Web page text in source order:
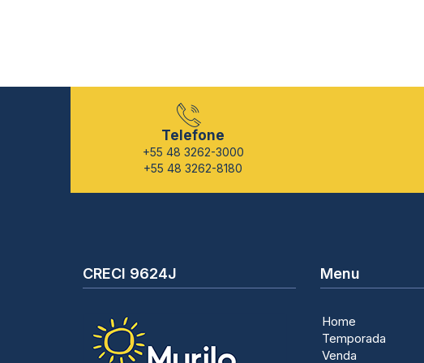
Telefone
+55 48 3262-3000
+55 48 3262-8180
CRECI 9624J Menu
Home
Temporada
Venda